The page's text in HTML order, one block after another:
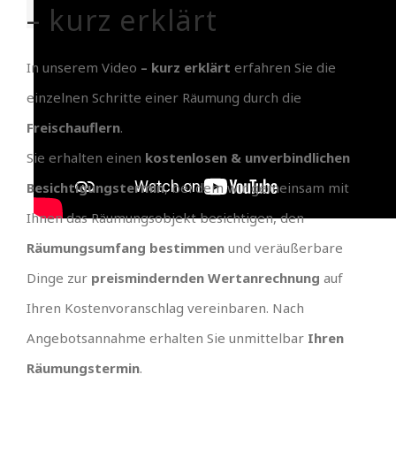
– kurz erklärt
In unserem Video – kurz erklärt erfahren Sie die
einzelnen Schritte einer Räumung durch die
Freischauflern.
Sie erhalten einen kostenlosen & unverbindlichen
Besichtigungstermin, bei dem wir gemeinsam mit
Ihnen das Räumungsobjekt besichtigen, den
Räumungsumfang bestimmen und veräußerbare
Dinge zur preismindernden Wertanrechnung auf
Ihren Kostenvoranschlag vereinbaren. Nach
Angebotsannahme erhalten Sie unmittelbar Ihren
Räumungstermin.